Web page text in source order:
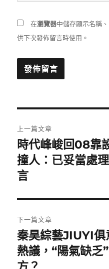
在瀏覽器中儲存顯示名稱
供下次發佈留言時使用。
章
導
覽
上一篇文章
上
一
篇
章:
時代峰峻回08靠
撞人：已妥當處
言
下一篇文章
下
一
篇
秦昊綜藝JIUYI俱
熱議，“陽氣缺乏